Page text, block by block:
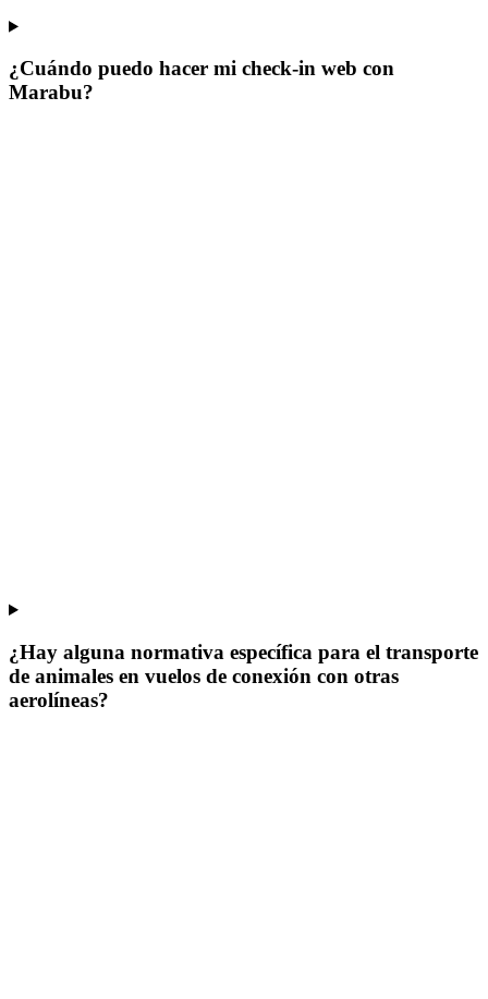
¿Cuándo puedo hacer mi check-in web con
Marabu?
¿Hay alguna normativa específica para el transporte
de animales en vuelos de conexión con otras
aerolíneas?